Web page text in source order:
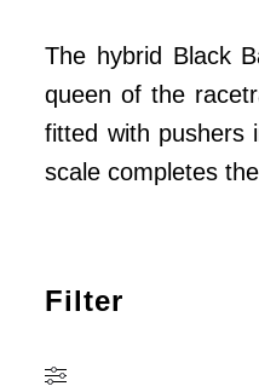
The hybrid Black
queen of the
fitted with pushers
scale completes
Filter